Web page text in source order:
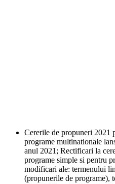
Cererile de propuneri 2021
programe multinationale
anul 2021; Rectificari la
programe simple si pentru
modificari ale: termenului
(propunerile de programe),